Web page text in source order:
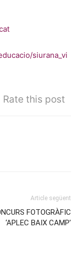
siurana_vi
Rate this post
Article següent
FOTOGRÀFIC
‘APLEC BAIX CAMP’